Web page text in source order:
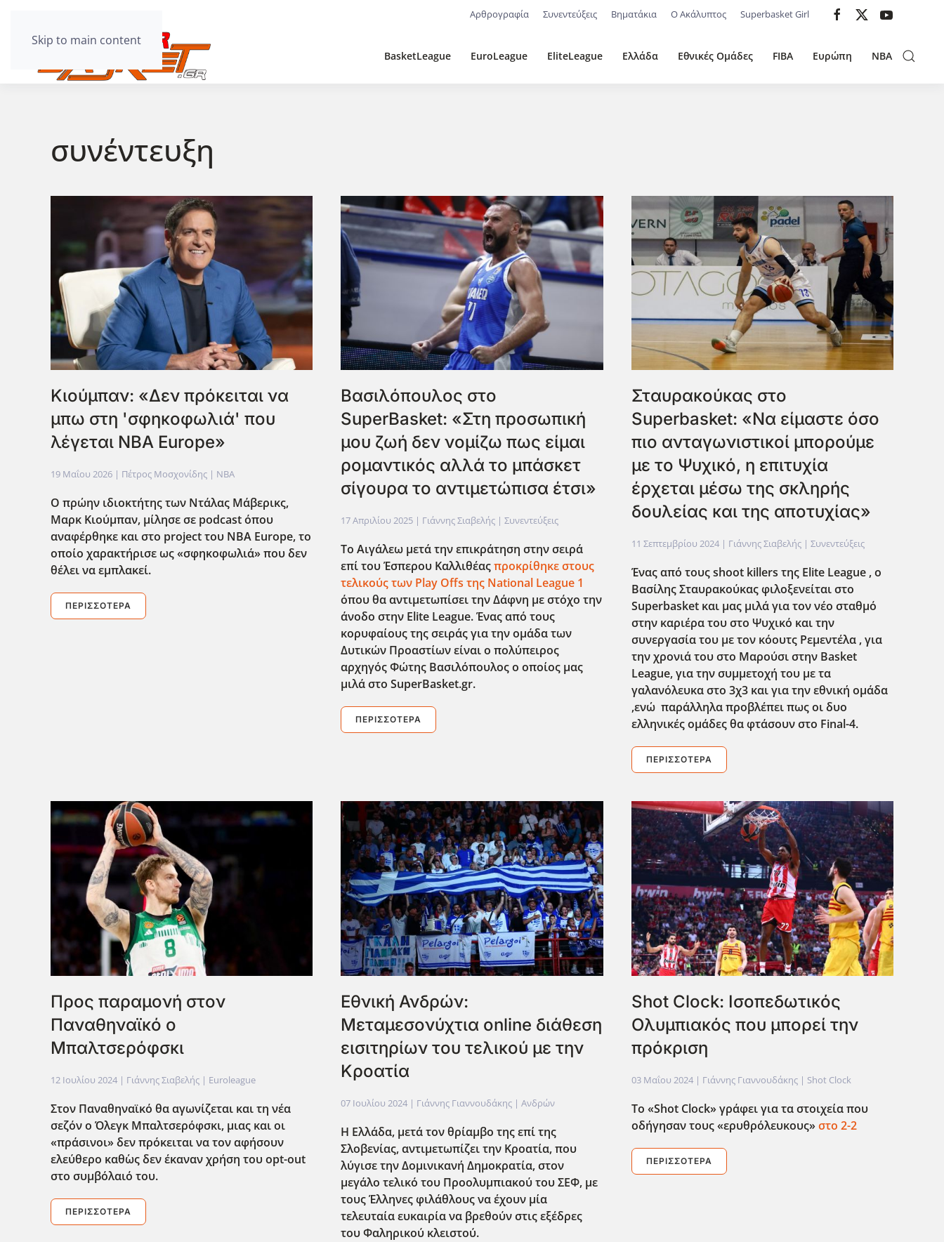
Skip to main content
Αρθρογραφία Συνεντεύξεις Βηματάκια Ο Ακάλυπτος Superbasket Girl
BasketLeague EuroLeague EliteLeague Ελλάδα Εθνικές Ομάδες FIBA Ευρώπη NBA
συνέντευξη
Κιούμπαν: «Δεν πρόκειται να
μπω στη 'σφηκοφωλιά' που
λέγεται NBA Europe»
19 Μαΐου 2026 | Πέτρος Μοσχονίδης | NBA
Ο πρώην ιδιοκτήτης των Ντάλας Μάβερικς,
Μαρκ Κιούμπαν, μίλησε σε podcast όπου
αναφέρθηκε και στο project του ΝΒΑ Europe, το
οποίο χαρακτήρισε ως «σφηκοφωλιά» που δεν
θέλει να εμπλακεί.
ΠΕΡΙΣΣΌΤΕΡΑ
Bασιλόπουλος στο
SuperBasket: «Στη προσωπική
μου ζωή δεν νομίζω πως είμαι
ρομαντικός αλλά το μπάσκετ
σίγουρα το αντιμετώπισα έτσι»
17 Απριλίου 2025 | Γιάννης Σιαβελής |Συνεντεύξεις
Το Αιγάλεω μετά την επικράτηση στην σειρά
επί του Έσπερου Καλλιθέαςπροκρίθηκε στους
τελικούς των Play Offs της National League 1
όπου θα αντιμετωπίσει την Δάφνη με στόχο την
άνοδο στην Elite League. Ένας από τους
κορυφαίους της σειράς για την ομάδα των
Δυτικών Προαστίων είναι ο πολύπειρος
αρχηγός Φώτης Βασιλόπουλος ο οποίος μας
μιλά στο SuperBasket.gr.
ΠΕΡΙΣΣΌΤΕΡΑ
Σταυρακούκας στο
Superbasket: «Να είμαστε όσο
πιο ανταγωνιστικοί μπορούμε
με το Ψυχικό, η επιτυχία
έρχεται μέσω της σκληρής
δουλείας και της αποτυχίας»
11 Σεπτεμβρίου 2024| Γιάννης Σιαβελής | Συνεντεύξεις
Ένας από τους shoot killers της Elite League , ο
Βασίλης Σταυρακούκας φιλοξενείται στο
Superbasket και μας μιλά για τον νέο σταθμό
στην καριέρα του στο Ψυχικό και την
συνεργασία του με τον κόουτς Ρεμεντέλα , για
την χρονιά του στο Μαρούσι στην Basket
League, για την συμμετοχή του με τα
γαλανόλευκα στο 3χ3 και για την εθνική ομάδα
,ενώ παράλληλα προβλέπει πως οι δυο
ελληνικές ομάδες θα φτάσουν στο Final-4.
ΠΕΡΙΣΣΌΤΕΡΑ
Προς παραμονή στον
Παναθηναϊκό ο
Μπαλτσερόφσκι
12 Ιουλίου 2024 | Γιάννης Σιαβελής | Euroleague
Στον Παναθηναϊκό θα αγωνίζεται και τη νέα
σεζόν ο Όλεγκ Μπαλτσερόφσκι, μιας και οι
«πράσινοι» δεν πρόκειται να τον αφήσουν
ελεύθερο καθ΄ως δεν έκαναν χρήση του opt-out
στο συμβόλαιό του.
ΠΕΡΙΣΣΌΤΕΡΑ
Εθνική Ανδρών:
Μεταμεσονύχτια online διάθεση
εισιτηρίων του τελικού με την
Κροατία
07 Ιουλίου 2024 | Γιάννης Γιαννουδάκης |Ανδρών
Η Ελλάδα, μετά τον θρίαμβο της επί της
Σλοβενίας, αντιμετωπίζει την Κροατία, που
λύγισε την Δομινικανή Δημοκρατία, στον
μεγάλο τελικό του Προολυμπιακού του ΣΕΦ, με
τους Έλληνες φιλάθλους να έχουν μία
τελευταία ευκαιρία να βρεθούν στις εξέδρες
του Φαληρικού κλειστού.
Shot Clock: Ισοπεδωτικός
Ολυμπιακός που μπορεί την
πρόκριση
03 Μαΐου 2024| Γιάννης Γιαννουδάκης | Shot Clock
Το «Shot Clock» γράφει για τα στοιχεία που
οδήγησαν τους «ερυθρόλευκους»στο 2-2
ΠΕΡΙΣΣΌΤΕΡΑ